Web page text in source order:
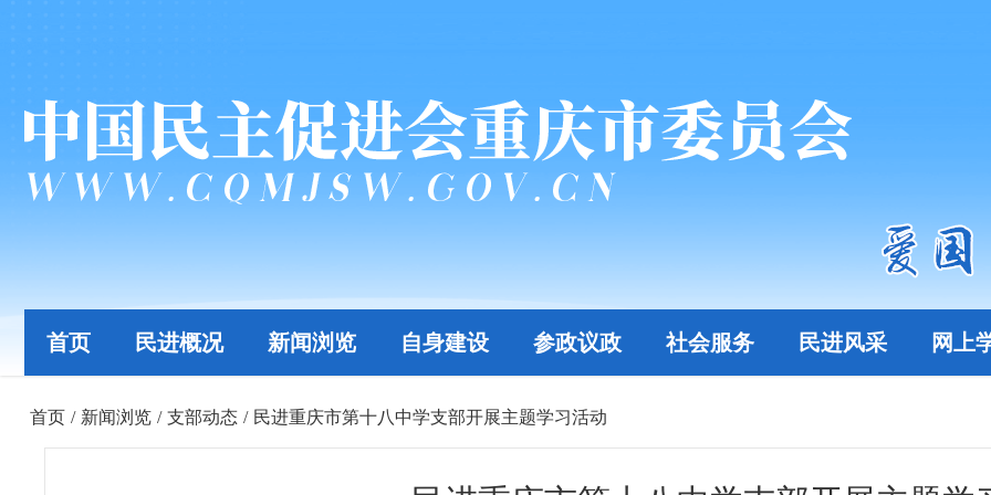
首页 民进概况 新闻浏览 自身建设 参政议政 社会服务 民进风采 网上
首页 / 新闻浏览 / 支部动态 / 民进重庆市第十八中学支部开展主题学习活动